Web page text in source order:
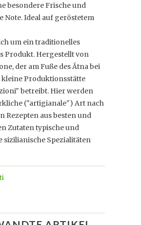
besondere Frische und
Note. Ideal auf geröstetem
um ein traditionelles
Produkt. Hergestellt von
der am Fuße des Ätna bei
kleine Produktionsstätte
betreibt. Hier werden
("artigianale") Art nach
Rezepten aus besten und
Zutaten typische und
sizilianische Spezialitäten